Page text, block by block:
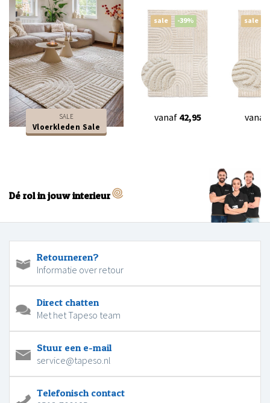
SALE
Vloerkleden Sale
sale -39%
vanaf 42,95
sale
vanaf
Dé rol in jouw interieur
Retourneren?
Informatie over retour
Direct chatten
Met het Tapeso team
Stuur een e-mail
service@tapeso.nl
Telefonisch contact